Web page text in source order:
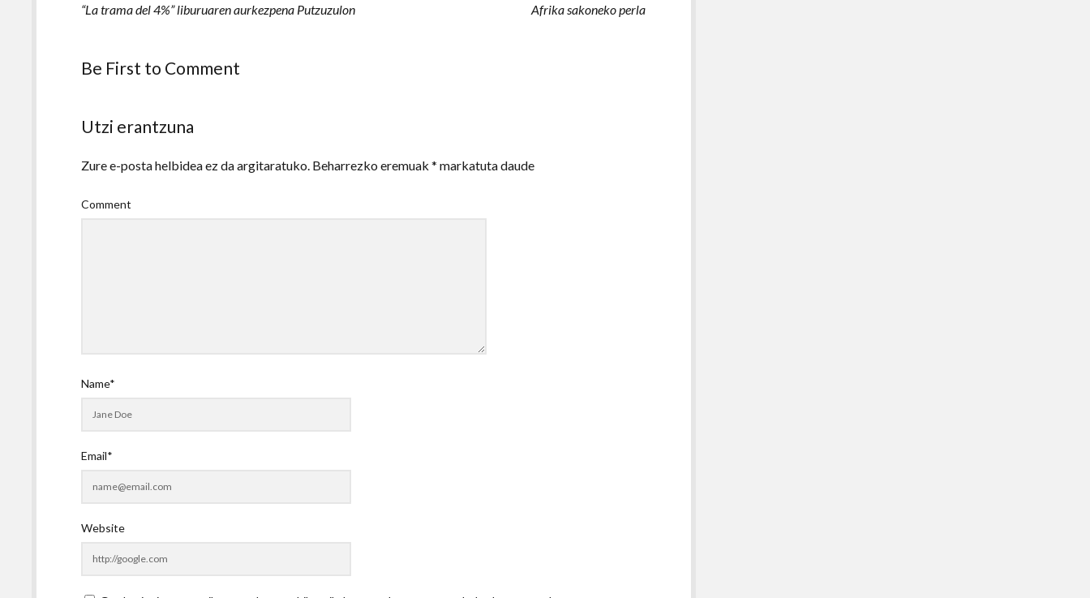
“La trama del 4%” liburuaren aurkezpena Putzuzulon Afrika sakoneko perla
Be First to Comment
Utzi erantzuna
Zure e-posta helbidea ez da argitaratuko. Beharrezko eremuak* markatuta daude
Comment
Name*
Email*
Website